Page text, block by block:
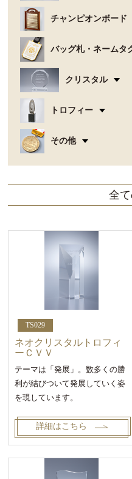
チャンピオンボード
バッグ札・ネームタ
クリスタル
トロフィー
その他
全
TS029
ネオクリスタルトロフィ
ーＣＶＶ
テーマは「発展」。数多くの勝
利が結びついて発展していく姿
を現しています。
詳細はこちら